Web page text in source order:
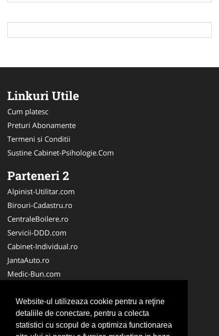
Website-ul utilizeaza cookie pentru a reţine
detaliile de conectare, pentru a colecta
statistici cu scopul de a optimiza functionarea
Linkuri Utile
Cum platesc
Preturi Abonamente
Termeni si Conditii
Sustine Cabinet-Psihologie.Com
Parteneri 2
Alpinist-Utilitar.com
Birouri-Cadastru.ro
CentraleBoilere.ro
Servicii-DDD.com
Cabinet-Individual.ro
JantaAuto.ro
Medic-Bun.com
Apicultorul.com
CentruInchirieri.ro
Oftalmologul.ro